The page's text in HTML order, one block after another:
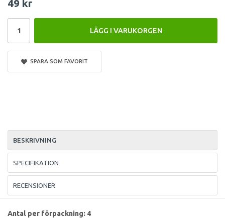
49 kr
LÄGG I VARUKORGEN
SPARA SOM FAVORIT
BESKRIVNING
SPECIFIKATION
RECENSIONER
Antal per förpackning: 4